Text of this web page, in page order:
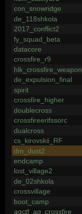
con_snowridge
de_118shkola
2017_conflict2
fy_squad_beta
datacore
crossfire_r9
hlk_crossfire_weapon
de_expulsion_final
spirit
crossfire_higher
doublecross
crossfireerifssorc
dualcross
cs_kirovskii_RF
dm_dust2
endcamp
lost_village2
de_02shkola
crossvillage
boot_camp
agctf_ag_crossfire